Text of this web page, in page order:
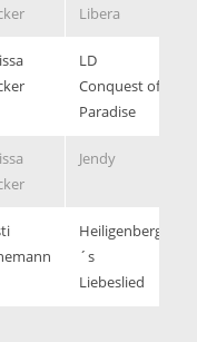
Libera
LD
Conquest of
Paradise
Jendy
Heiligenberg
´s
Liebeslied